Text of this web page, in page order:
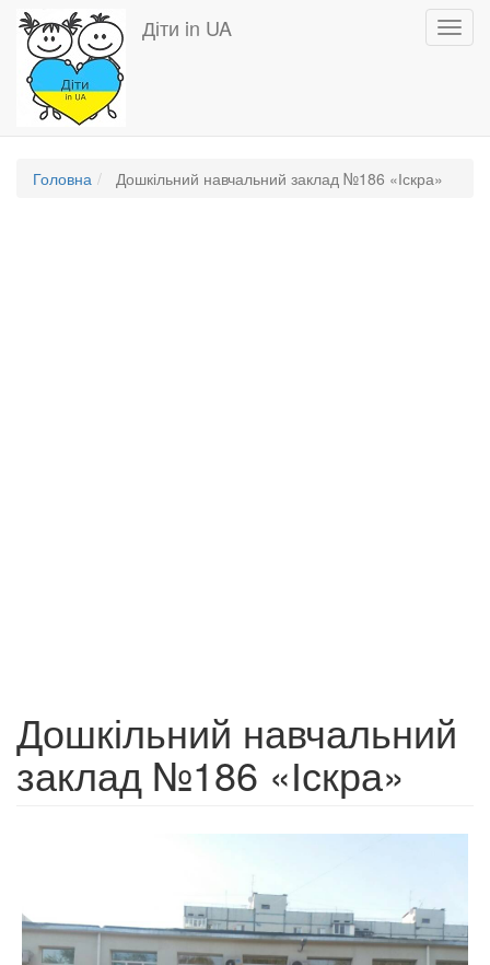
Перейти
основного
вмісту
Діти in UA
Головна Дошкільний навчальний заклад №186 «Іскра»
Дошкільний навчальний
заклад №186 «Іскра»